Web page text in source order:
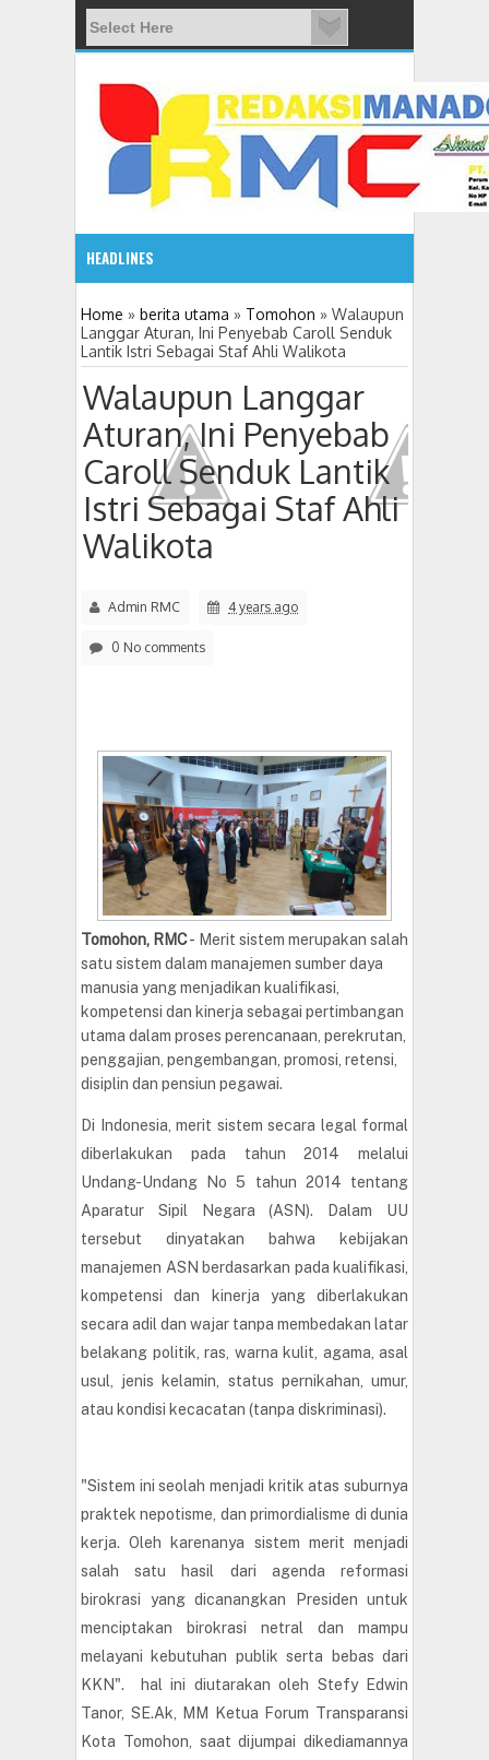
HEADLINES
08:03 AM
ADVETORIAL JONRU GANTIKAN MONO PIMPIN DPRD
Home » berita utama » Tomohon » Walaupun
Langgar Aturan, Ini Penyebab Caroll Senduk
Lantik Istri Sebagai Staf Ahli Walikota
Walaupun Langgar
Aturan, Ini Penyebab
Caroll Senduk Lantik
Istri Sebagai Staf Ahli
Walikota
Admin RMC 4 years ago
0 No comments
Tomohon, RMC- Merit sistem merupakan salah
satu sistem dalam manajemen sumber daya
manusia yang menjadikan kualifikasi,
kompetensi dan kinerja sebagai pertimbangan
utama dalam proses perencanaan, perekrutan,
penggajian, pengembangan, promosi, retensi,
disiplin dan pensiun pegawai.
Di Indonesia, merit sistem secara legal formal
diberlakukan pada tahun 2014 melalui
Undang-Undang No 5 tahun 2014 tentang
Aparatur Sipil Negara (ASN). Dalam UU
tersebut dinyatakan bahwa kebijakan
manajemen ASN berdasarkan pada kualifikasi,
kompetensi dan kinerja yang diberlakukan
secara adil dan wajar tanpa membedakan latar
belakang politik, ras, warna kulit, agama, asal
usul, jenis kelamin, status pernikahan, umur,
atau kondisi kecacatan (tanpa diskriminasi).
"Sistem ini seolah menjadi kritik atas suburnya
praktek nepotisme, dan primordialisme di dunia
kerja. Oleh karenanya sistem merit menjadi
salah satu hasil dari agenda reformasi
birokrasi yang dicanangkan Presiden untuk
menciptakan birokrasi netral dan mampu
melayani kebutuhan publik serta bebas dari
KKN". hal ini diutarakan oleh Stefy Edwin
Tanor, SE.Ak, MM Ketua Forum Transparansi
Kota Tomohon, saat dijumpai dikediamannya